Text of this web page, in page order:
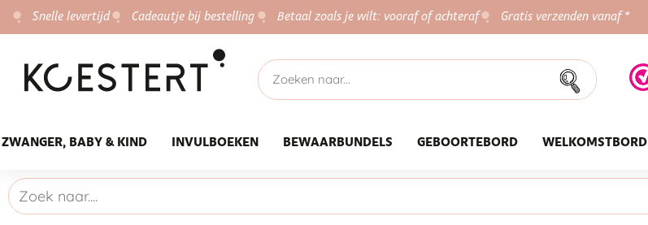
Snelle levertijd Cadeautje bij bestelling Betaal zoals je wilt: vooraf of achteraf Gratis verzenden vanaf *
ZWANGER, BABY & KIND INVULBOEKEN BEWAARBUNDELS GEBOORTEBORD WELKOMSTBORD